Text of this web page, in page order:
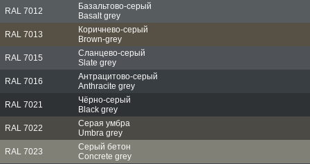
RAL 7012
Базальтово-серый
Basalt grey
RAL 7013
Коричнево-серый
Brown-grey
RAL 7015
Сланцево-серый
Slate grey
RAL 7016
Антрацитово-серый
Anthracite grey
RAL 7021
Чёрно-серый
Black grey
RAL 7022
Серая умбра
Umbra grey
RAL 7023
Серый бетон
Concrete grey